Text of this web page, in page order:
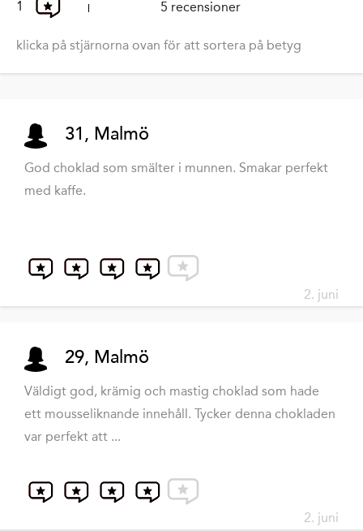
1 5 recensioner
klicka på stjärnorna ovan för att sortera på betyg
31, Malmö
God choklad som smälter i munnen. Smakar perfekt
med kaffe.
2. juni
29, Malmö
Väldigt god, krämig och mastig choklad som hade
ett mousseliknande innehåll. Tycker denna chokladen
var perfekt att ...
2. juni